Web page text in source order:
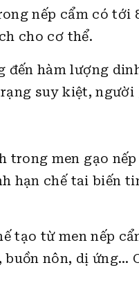
nếp cẩm có
cho cơ thể.
đến hàm lượng
suy kiệt, người
trong men gạo
hạn chế tai biến
tạo từ men nếp
nôn, dị ứng…